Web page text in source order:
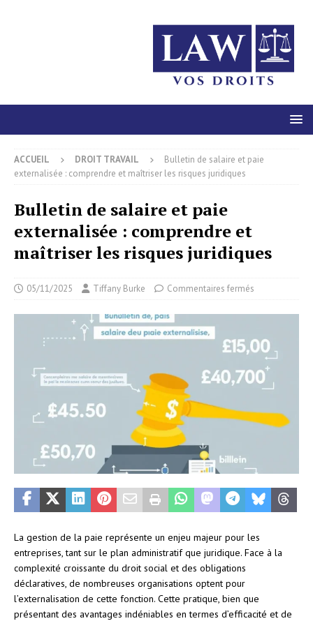
ACCUEIL DROIT TRAVAIL
Bulletin de salaire et paie
externalisée : comprendre et maîtriser les risques juridiques
Bulletin de salaire et paie
externalisée : comprendre et
maîtriser les risques juridiques
05/11/2025 Tiffany Burke Commentaires fermés
La gestion de la paie représente un enjeu majeur pour les
entreprises, tant sur le plan administratif que juridique. Face à la
complexité croissante du droit social et des obligations
déclaratives, de nombreuses organisations optent pour
l’externalisation de cette fonction. Cette pratique, bien que
présentant des avantages indéniables en termes d’efficacité et de